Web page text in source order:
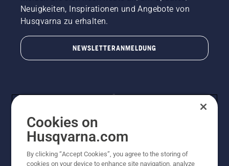
Neuigkeiten, Inspirationen und Angebote von
Husqvarna zu erhalten.
NEWSLETTERANMELDUNG
© Husqvarna AB (publ). Alle Rechte vorbehalten.
Cookies on
Husqvarna.com
By clicking “Accept Cookies”, you agree to the storing of
cookies on your device to enhance site navigation, analyze